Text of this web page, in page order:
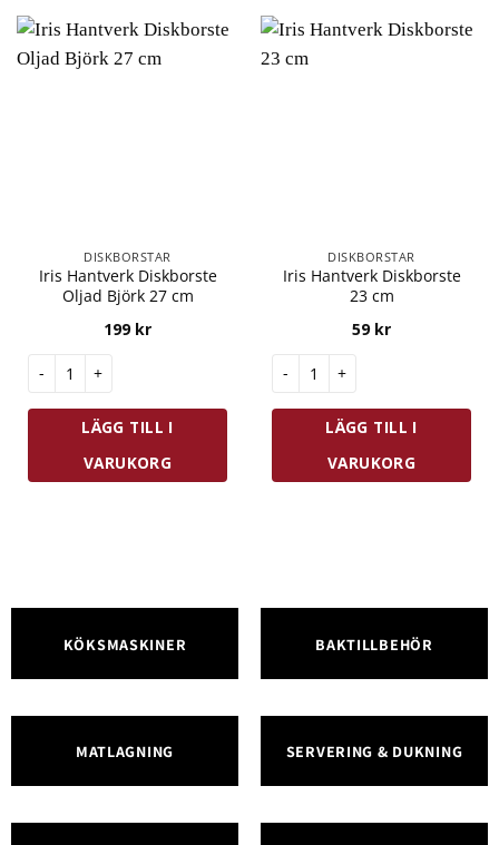
DISKBORSTAR
Iris Hantverk Diskborste
Oljad Björk 27 cm
199 kr
LÄGG TILL I
VARUKORG
DISKBORSTAR
Iris Hantverk Diskborste
23 cm
59 kr
LÄGG TILL I
VARUKORG
KÖKSMASKINER BAKTILLBEHÖR
MATLAGNING SERVERING & DUKNING